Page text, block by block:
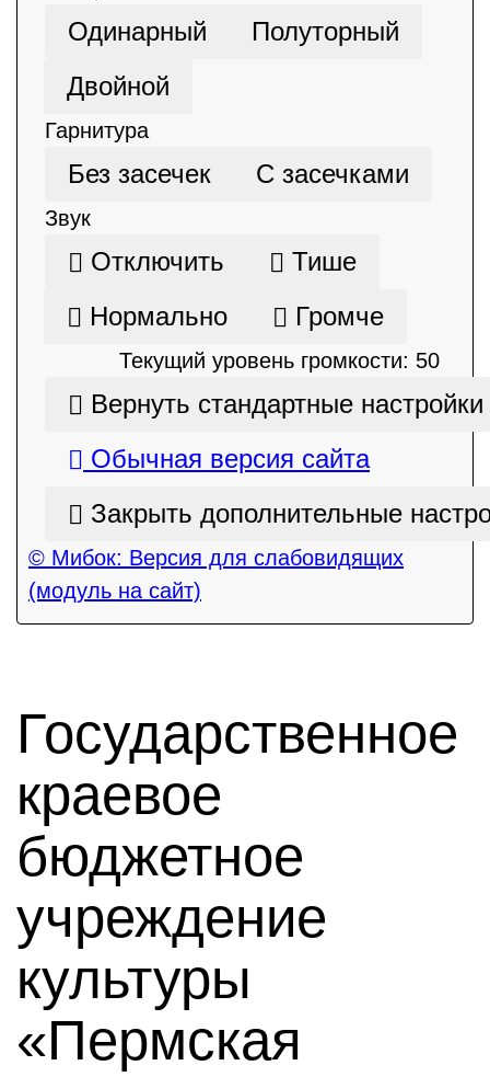
Одинарный
Полуторный
Двойной
Гарнитура
Без засечек С засечками
Звук
Отключить
Тише
Нормально
Громче
Текущий уровень громкости: 50
Вернуть стандартные настройки
Обычная версия сайта
Закрыть дополнительные
© Мибок: Версия для слабовидящих
(модуль на сайт)
Государственное
краевое
бюджетное
учреждение
культуры
«Пермская